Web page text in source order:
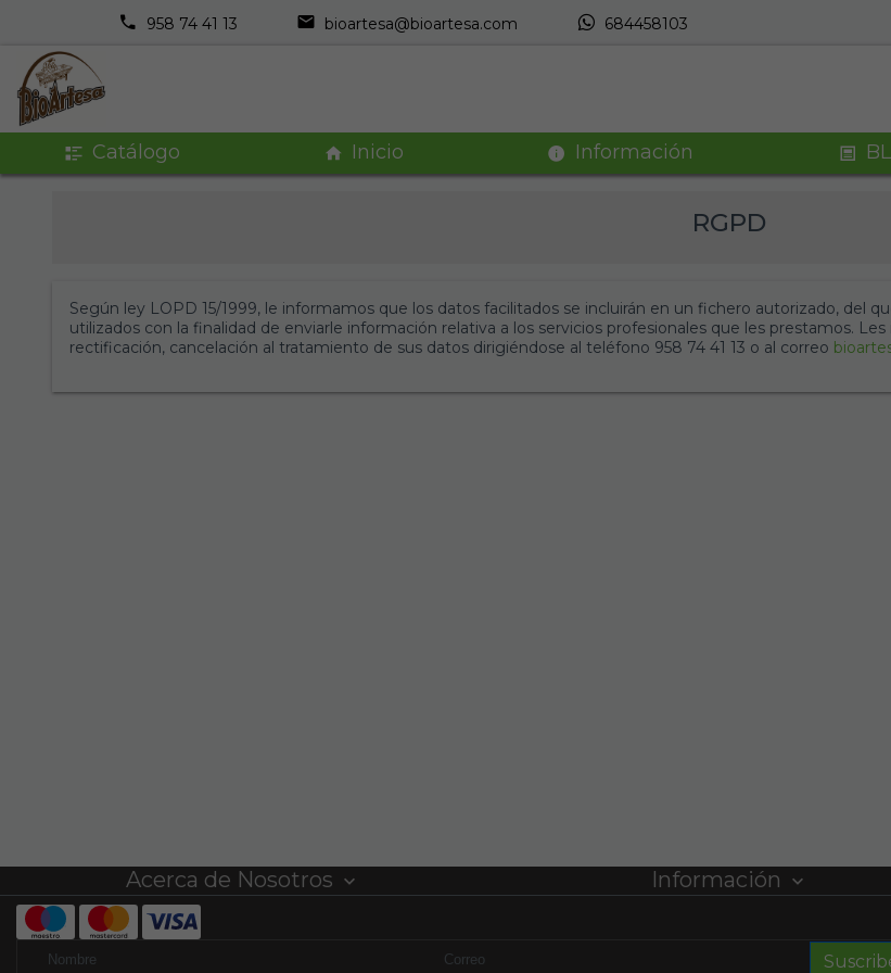
958 74 41 13 bioartesa@bioartesa.com 684458103
Catálogo Inicio Información
RGPD
Según ley LOPD 15/1999, le informamos que los datos facilitados se incluirán en un fichero autorizado, del
utilizados con la finalidad de enviarle información relativa a los servicios profesionales que les prestamos.
rectificación, cancelación al tratamiento de sus datos dirigiéndose al teléfono 958 74 41 13 o al correo
Acerca de Nosotros Información